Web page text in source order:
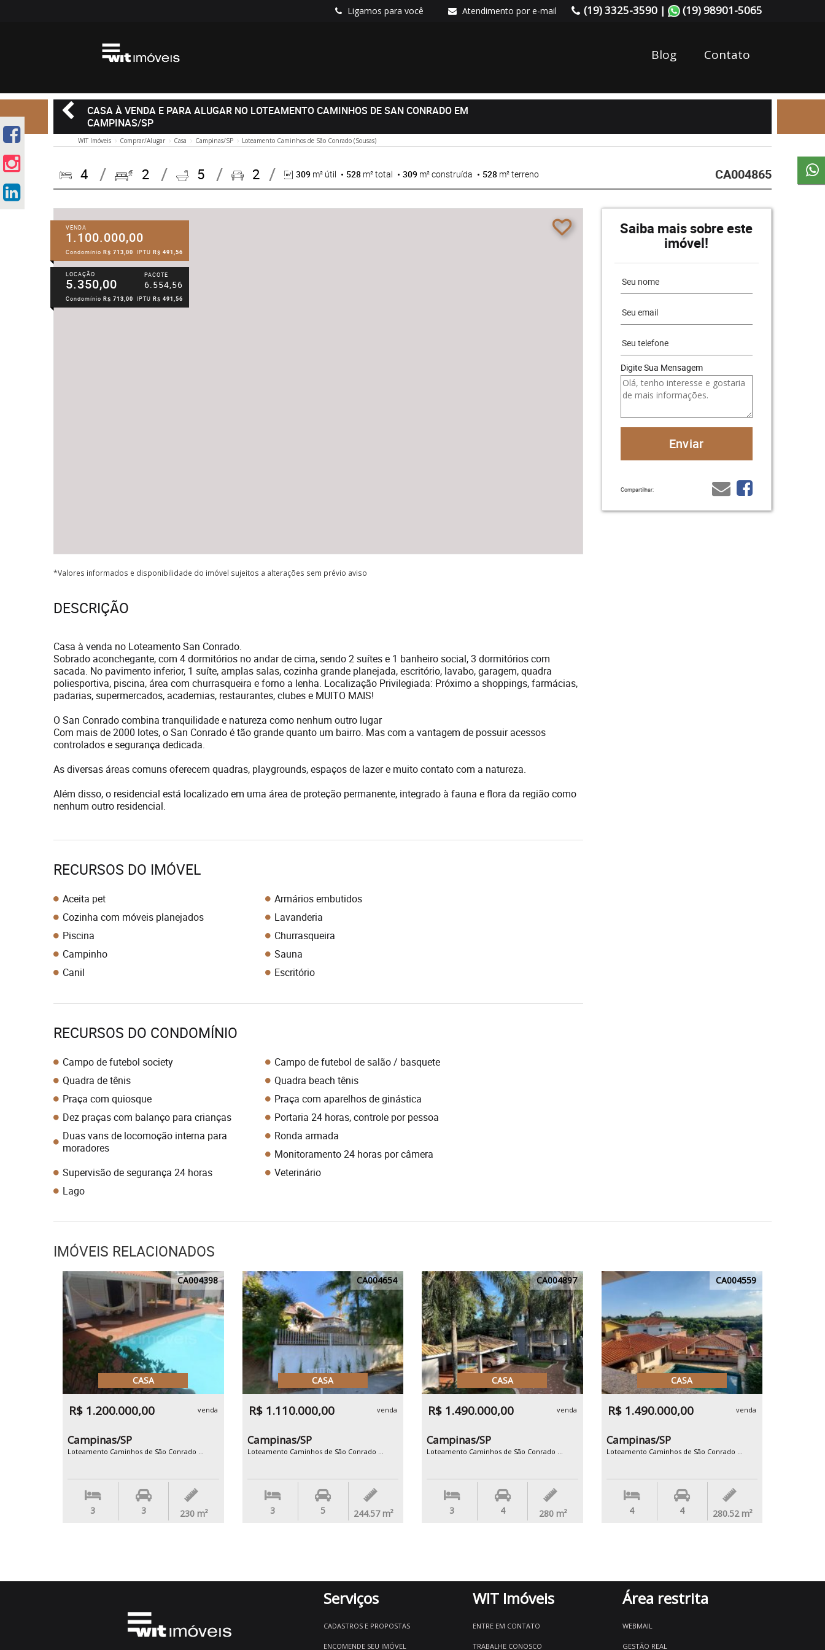
Ligamos para você Atendimento por e-mail (19) 3325-3590 | (19) 98901-5065
Blog Contato
CASA À VENDA E PARA ALUGAR NO LOTEAMENTO CAMINHOS DE SAN CONRADO EM
CAMPINAS/SP
WIT Imóveis Comprar/Alugar Casa Campinas/SP Loteamento Caminhos de São Conrado (Sousas)
4 2 5 2 309 m² útil 528 m² total 309 m² construída 528 m² terreno CA004865
VENDA
1.100.000,00
Condomínio R$ 713,00 IPTU R$ 491,56
LOCAÇÃO
5.350,00
PACOTE
6.554,56
Condomínio R$ 713,00 IPTU R$ 491,56
Saiba mais sobre este
imóvel!
Digite Sua Mensagem
Compartilhar:
*Valores informados e disponibilidade do imóvel sujeitos a alterações sem prévio aviso
DESCRIÇÃO
Casa à venda no Loteamento San Conrado.
Sobrado aconchegante, com 4 dormitórios no andar de cima, sendo 2 suítes e 1 banheiro social, 3 dormitórios com
sacada. No pavimento inferior, 1 suíte, amplas salas, cozinha grande planejada, escritório, lavabo, garagem, quadra
poliesportiva, piscina, área com churrasqueira e forno a lenha. Localização Privilegiada: Próximo a shoppings, farmácias,
padarias, supermercados, academias, restaurantes, clubes e MUITO MAIS!
O San Conrado combina tranquilidade e natureza como nenhum outro lugar
Com mais de 2000 lotes, o San Conrado é tão grande quanto um bairro. Mas com a vantagem de possuir acessos
controlados e segurança dedicada.
As diversas áreas comuns oferecem quadras, playgrounds, espaços de lazer e muito contato com a natureza.
Além disso, o residencial está localizado em uma área de proteção permanente, integrado à fauna e flora da região como
RECURSOS DO IMÓVEL
Aceita pet
Armários embutidos
Cozinha com móveis planejados
Lavanderia
Piscina
Churrasqueira
Campinho
Sauna
Canil
Escritório
RECURSOS DO CONDOMÍNIO
Campo de futebol society
Campo de futebol de salão / basquete
Quadra de tênis
Quadra beach tênis
Praça com quiosque
Praça com aparelhos de ginástica
Dez praças com balanço para crianças
Portaria 24 horas, controle por pessoa
Duas vans de locomoção interna para
moradores
Ronda armada
Monitoramento 24 horas por câmera
Supervisão de segurança 24 horas
Veterinário
Lago
IMÓVEIS RELACIONADOS
CA004398
CASA
R$ 1.200.000,00 venda
Campinas/SP
Loteamento Caminhos de São Conrado ...
3 3 230 m²
CA004654
CASA
R$ 1.110.000,00 venda
Campinas/SP
Loteamento Caminhos de São Conrado ...
3 5 244.57 m²
CA004897
CASA
R$ 1.490.000,00 venda
Campinas/SP
Loteamento Caminhos de São Conrado ...
3 4 280 m²
CA004559
CASA
R$ 1.490.000,00 venda
Campinas/SP
Loteamento Caminhos de São Conrado ...
4 4 280.52 m²
Serviços
CADASTROS E PROPOSTAS
ENCOMENDE SEU IMÓVEL
WIT Imóveis
ENTRE EM CONTATO
TRABALHE CONOSCO
Área restrita
WEBMAIL
GESTÃO REAL